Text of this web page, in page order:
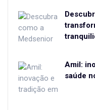
Amil:
saúde